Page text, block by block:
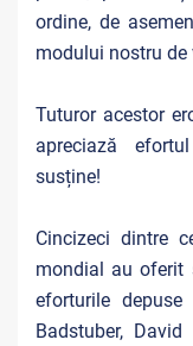
ordine, de
modului nostru de
Tuturor acestor
apreciază
susține!
Cincizeci dintre
mondial au oferit
eforturile
Badstuber,